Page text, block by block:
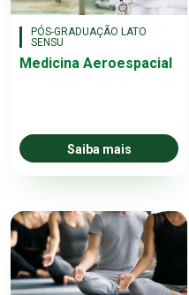
PÓS-GRADUAÇÃO LATO
SENSU
Medicina Aeroespacial
Saiba mais